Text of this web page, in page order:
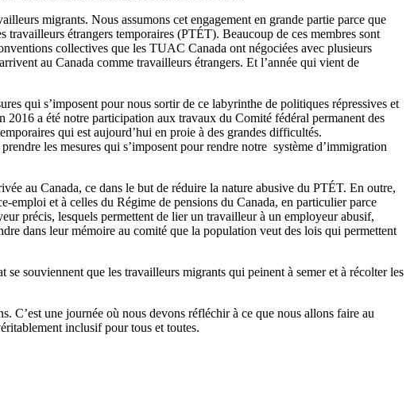
migrants. Nous assumons cet engagement en grande partie parce que
étrangers temporaires (PTÉT). Beaucoup de ces membres sont
collectives que les TUAC Canada ont négociées avec plusieurs
au Canada comme travailleurs étrangers. Et l’année qui vient de
qui s’imposent pour nous sortir de ce labyrinthe de politiques répressives et
a été notre participation aux travaux du Comité fédéral permanent des
qui est aujourd’hui en proie à des grandes difficultés.
les mesures qui s’imposent pour rendre notre système d’immigration
au Canada, ce dans le but de réduire la nature abusive du PTÉT. En outre,
emploi et à celles du Régime de pensions du Canada, en particulier parce
précis, lesquels permettent de lier un travailleur à un employeur abusif,
dans leur mémoire au comité que la population veut des lois qui permettent
souviennent que les travailleurs migrants qui peinent à semer et à récolter les
C’est une journée où nous devons réfléchir à ce que nous allons faire au
inclusif pour tous et toutes.